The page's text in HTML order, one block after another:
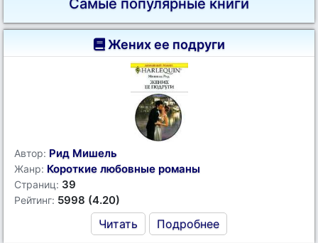
Самые популярные книги
Жених ее подруги
Автор: Рид Мишель
Жанр: Короткие любовные романы
Страниц: 39
Рейтинг: 5998 (4.20)
Читать Подробнее